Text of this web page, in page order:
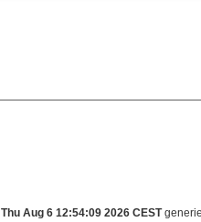
Thu Aug 6 12:54:09 2026 CEST